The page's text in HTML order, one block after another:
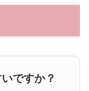
ですか？